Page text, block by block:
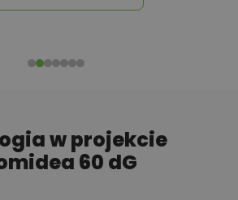
tutaj przestronny salon,
niż jest w rzeczywistości.
pokoju dziennego jest kominek
w projekcie
60 dG